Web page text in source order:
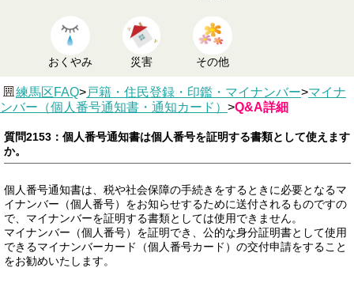
おくやみ 災害 その他
練馬区FAQ>戸籍・住民登録・印鑑・マイナンバー>マイナ
ンバー（個人番号通知書・通知カード） >Q&A詳細
質問2153：個人番号通知書は個人番号を証明する書類として使えます
か。
個人番号通知書は、税や社会保障の手続きをするときに必要となるマ
イナンバー（個人番号）をお知らせするために送付されるものですの
で、マイナンバーを証明する書類としては使用できません。
マイナンバー（個人番号）を証明でき、公的な身分証明書として使用
できるマイナンバーカード（個人番号カード）の交付申請をすること
をお勧めいたします。